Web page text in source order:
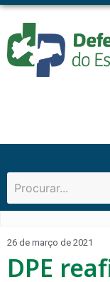
26 de março de 2021
DPE